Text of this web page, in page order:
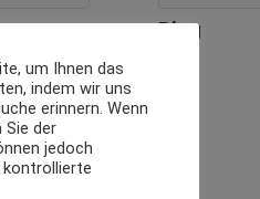
Blog
um Ihnen das
indem wir uns
erinnern. Wenn
Sie der
jedoch
kontrollierte